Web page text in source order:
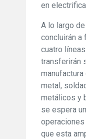
en
A lo largo
concluirán a
cuatro
transferirán
metal,
metálicos y
se espera
que esta